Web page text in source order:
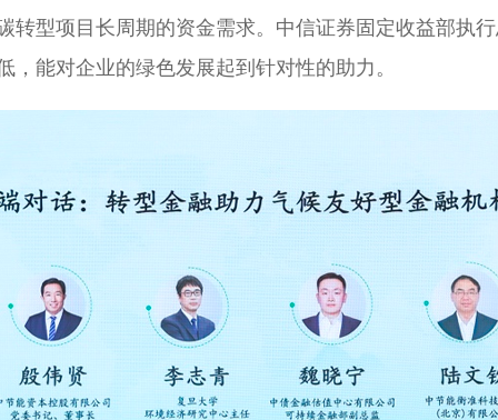
转型项目长周期的资金需求。中信证券固定收益部执
能对企业的绿色发展起到针对性的助力。